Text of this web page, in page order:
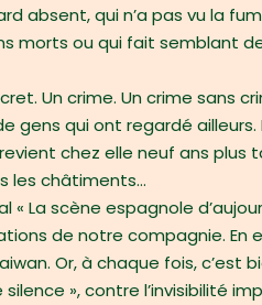
absent, qui n’a pas vu la
morts ou qui fait semblant
Un crime. Un crime sans
gens qui ont regardé
chez elle neuf ans
les châtiments…
La scène espagnole
de notre compagnie. En
Or, à chaque fois, c’est
», contre l’invisibilité